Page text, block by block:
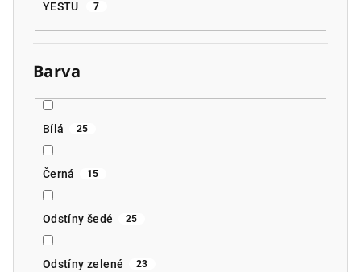
YESTU 7
Barva
Bílá 25
Černá 15
Odstíny šedé 25
Odstíny zelené 23